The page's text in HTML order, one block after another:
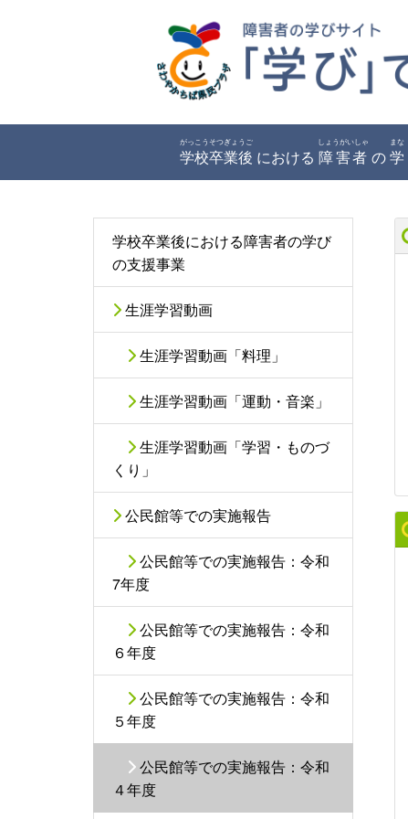
学校卒業後
がっこうそつぎょうご
における 障害者
しょうがいしゃ
の学
まな
学校卒業後における障害者の学び
の支援事業
生涯学習動画
生涯学習動画「料理」
生涯学習動画「運動・音楽」
生涯学習動画「学習・ものづ
くり」
公民館等での実施報告
公民館等での実施報告：令和
7年度
公民館等での実施報告：令和
６年度
公民館等での実施報告：令和
５年度
公民館等での実施報告：令和
４年度